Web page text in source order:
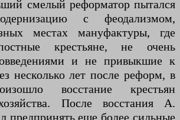
смелый реформатор пытался
с феодализмом,
местах мануфактуры, где
крестьяне, не очень
и не привыкшие к
несколько лет после реформ, в
восстание крестьян
После восстания А.
предпринять еще более сильные